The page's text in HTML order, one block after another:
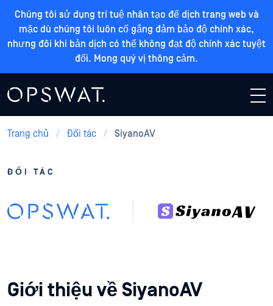
Chúng tôi sử dụng trí tuệ nhân tạo để dịch trang web và
mặc dù chúng tôi luôn cố gắng đảm bảo độ chính xác,
nhưng đôi khi bản dịch có thể không đạt độ chính xác tuyệt
đối. Mong quý vị thông cảm.
Trang chủ / Đối tác / SiyanoAV
ĐỐI TÁC
Giới thiệu về SiyanoAV